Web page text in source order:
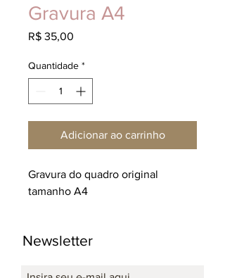
Gravura A4
R$ 35,00
Quantidade *
Adicionar ao carrinho
Gravura do quadro original
tamanho A4
Newsletter